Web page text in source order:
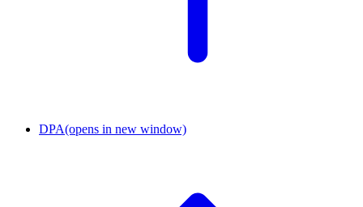
DPA(opens in new window)